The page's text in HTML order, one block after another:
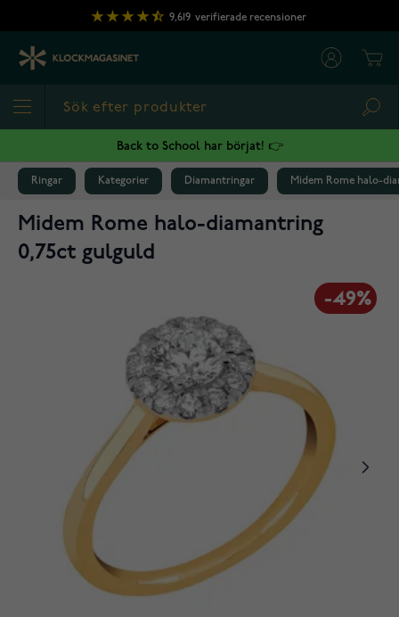
Hoppa till innehållet
9,619 verifierade recensioner
Back to School har börjat! 👉
Ringar Kategorier Diamantringar Midem Rome halo-
Midem Rome halo-diamantring
0,75ct gulguld
-49%